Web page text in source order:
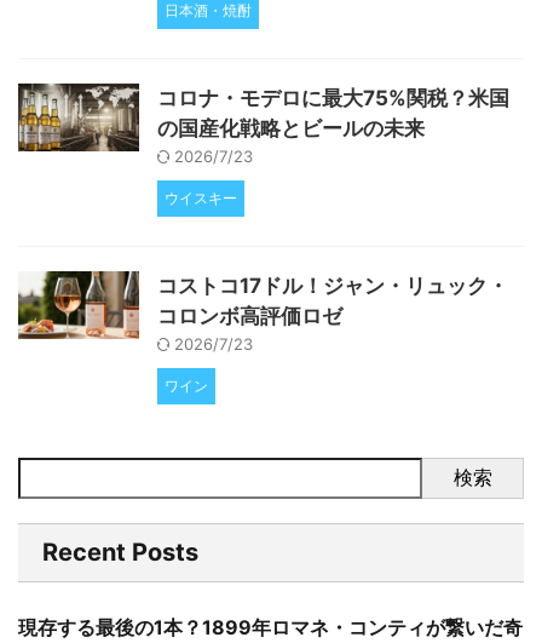
日本酒・焼酎
コロナ・モデロに最大75%関税？米国
の国産化戦略とビールの未来
2026/7/23
ウイスキー
コストコ17ドル！ジャン・リュック・
コロンボ高評価ロゼ
2026/7/23
ワイン
検索
Recent Posts
現存する最後の1本？1899年ロマネ・コンティが繋いだ奇